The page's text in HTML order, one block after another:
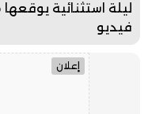
ليلة استثنائية
فيديو
إعلان